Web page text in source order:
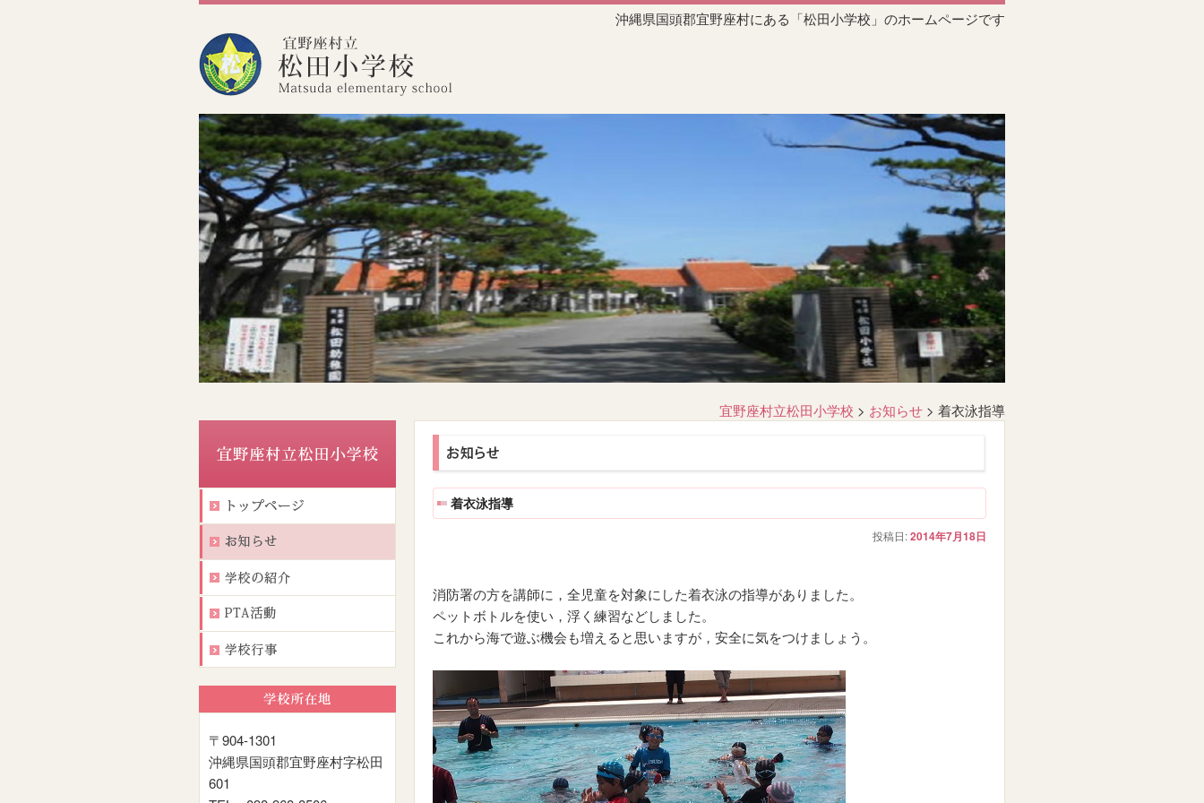
沖縄県国頭郡宜野座村にある「松田小学校」のホームページです
宜野座村立松田小学校 > お知らせ > 着衣泳指導
〒904-1301
沖縄県国頭郡宜野座村字松田
601
着衣泳指導
投稿日:2014年7月18日
消防署の方を講師に，全児童を対象にした着衣泳の指導がありました。
ペットボトルを使い，浮く練習などしました。
これから海で遊ぶ機会も増えると思いますが，安全に気をつけましょう。